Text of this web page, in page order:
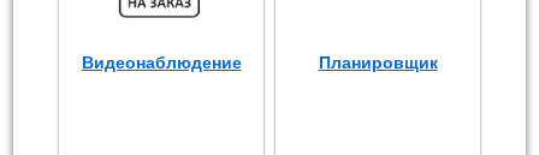
Видеонаблюдение Планировщик